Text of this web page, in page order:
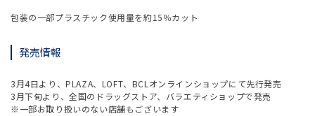
包装の一部プラスチック使用量を約15％カット
発売情報
3月4日より、PLAZA、LOFT、BCLオンラインショップにて先行発売
3月下旬より、全国のドラッグストア、バラエティショップで発売
※一部お取り扱いのない店舗もございます